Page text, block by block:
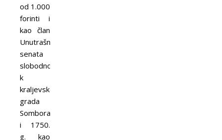
od 1.000
forinti i
kao član
Unutrašnjeg
senata
slobodnog
k
kraljevskog
grada
Sombora,
i 1750.
g. kao